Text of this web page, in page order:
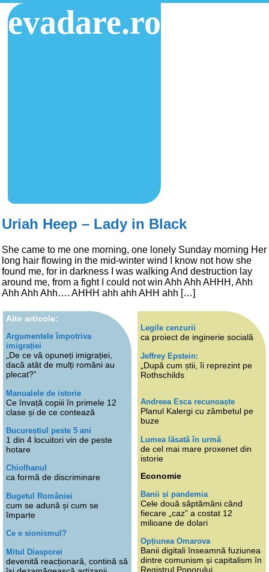
evadare.ro
Uriah Heep – Lady in Black
She came to me one morning, one lonely Sunday morning Her
long hair flowing in the mid-winter wind I know not how she
found me, for in darkness I was walking And destruction lay
around me, from a fight I could not win Ahh Ahh AHHH, Ahh
Ahh Ahh Ahh…. AHHH ahh ahh AHH ahh […]
Alte articole:
Argumentele împotriva
imigrației
„De ce vă opuneți imigrației,
dacă atât de mulți români au
plecat?”
Manualele de istorie
Ce învață copiii în primele 12
clase și de ce contează
Bucureștiul peste 5 ani
1 din 4 locuitori vin de peste
hotare
Chiolhanul
ca formă de discriminare
Bugetul României
cum se adună și cum se
împarte
Ce e sionismul?
Mitul Diasporei
devenită reacționară, contină să
Legile cenzurii
ca proiect de inginerie socială
Jeffrey Epstein:
„După cum știi, îi reprezint pe
Rothschilds
Andreea Esca recunoaște
Planul Kalergi cu zâmbetul pe
buze
Lumea lăsată în urmă
de cel mai mare proxenet din
istorie
Economie
Banii și pandemia
Cele două săptămâni când
fiecare „caz” a costat 12
milioane de dolari
Opțiunea Omarova
Banii digitali înseamnă fuziunea
dintre comunism și capitalism în
Registrul Poporului